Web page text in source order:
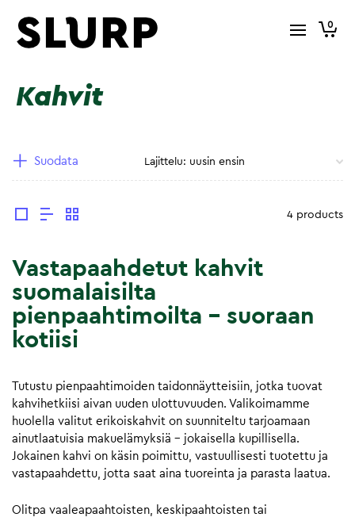
0
Kahvit
Suodata
4 products
Vastapaahdetut kahvit
suomalaisilta
pienpaahtimoilta – suoraan
kotiisi
Tutustu pienpaahtimoiden taidonnäytteisiin, jotka tuovat
kahvihetkiisi aivan uuden ulottuvuuden. Valikoimamme
huolella valitut erikoiskahvit on suunniteltu tarjoamaan
ainutlaatuisia makuelämyksiä – jokaisella kupillisella.
Jokainen kahvi on käsin poimittu, vastuullisesti tuotettu ja
vastapaahdettu, jotta saat aina tuoreinta ja parasta laatua.
Olitpa vaaleapaahtoisten, keskipaahtoisten tai